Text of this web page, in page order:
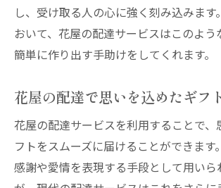
し、受け取る人の心に強く刻み込みます
おいて、花屋の配達サービスはこのよう
簡単に作り出す手助けをしてくれます。
花屋の配達で思いを込めたギフ
花屋の配達サービスを利用することで、
フトをスムーズに届けることができます
感謝や愛情を表現する手段として用いら